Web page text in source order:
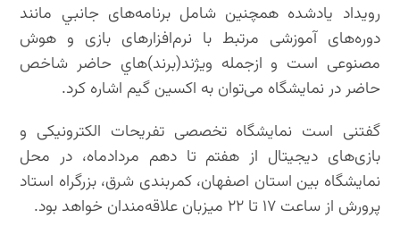
رویداد یادشده همچنین شامل برنامه‌های جانبي مانند
دوره‌های آموزشی مرتبط با نرم‌افزارهای بازی و هوش
مصنوعی است و ازجمله ویژند(برند)هاي حاضر شاخص
حاضر در نمايشگاه می‌توان به اکسین گیم اشاره کرد.
گفتنی است نمایشگاه تخصصی تفریحات الکترونیکی و
بازی‌های دیجیتال از هفتم تا دهم مردادماه، در محل
نمایشگاه بین استان اصفهان، کمربندی شرق، بزرگراه استاد
پرورش از ساعت ۱۷ تا ۲۲ میزبان علاقه‌مندان خواهد بود.